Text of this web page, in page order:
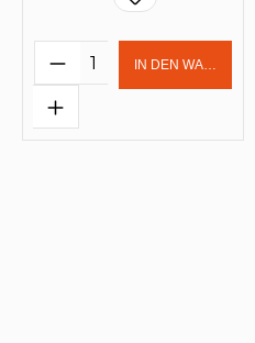
Produkt Anzahl:
IN DEN